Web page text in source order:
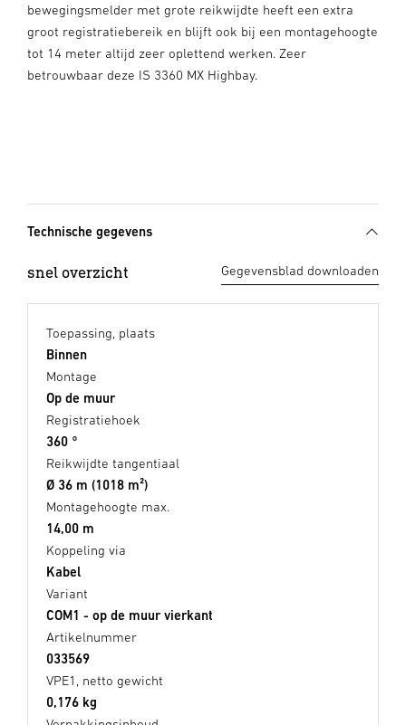
bewegingsmelder met grote reikwijdte heeft een extra
groot registratiebereik en blijft ook bij een montagehoogte
tot 14 meter altijd zeer oplettend werken. Zeer
betrouwbaar deze IS 3360 MX Highbay.
Technische gegevens
snel overzicht Gegevensblad downloaden
Toepassing, plaats
Binnen
Montage
Op de muur
Registratiehoek
360 °
Reikwijdte tangentiaal
Ø 36 m (1018 m²)
Montagehoogte max.
14,00 m
Koppeling via
Kabel
Variant
COM1 - op de muur vierkant
Artikelnummer
033569
VPE1, netto gewicht
0,176 kg